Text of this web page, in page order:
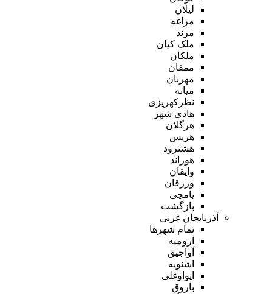
لیلان
مراغه
مرند
ملک کیان
ملکان
ممقان
مهربان
میانه
نظرکهریزی
هادی شهر
هرگلان
هریس
هشترود
هوراند
وایقان
ورزقان
یامچی
بازگشت
آذربایجان غربی
تمام شهر‌ها
ارومیه
آواجیق
اشنویه
ایواوغلی
باروق